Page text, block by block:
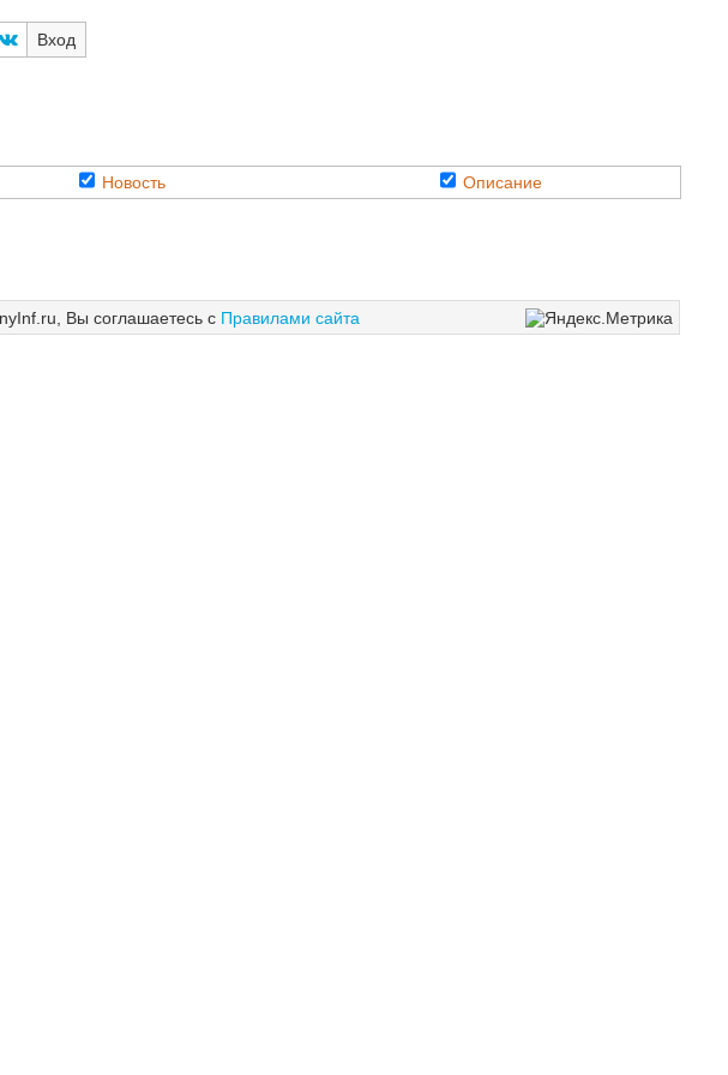
Вход
Новость Описание
Вы соглашаетесь с Правилами сайта